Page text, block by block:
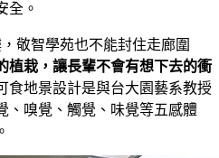
全。
敬智學苑也不能封住走廊圍
植栽，讓長輩不會有想下去的衝
食地景設計是與台大園藝系教授
、嗅覺、觸覺、味覺等五感體